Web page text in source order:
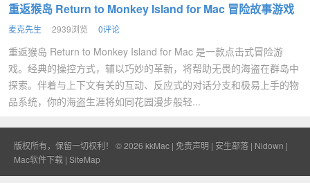
重返猴岛 Return to Monkey Island for Mac 冒险故事游戏
麦克先生 2939浏览 0评论
重返猴岛 Return to Monkey Island for Mac 是一款点击式冒险游
戏。经典的操控方式，辅以巧妙的革新，将帮助无畏的海盗在群岛中
探索。伴着与上下文有关的互动、反应式的对话分支和极易上手的物
品系统，你的海盗生涯将如同花园漫步般轻...
版权所有，保留一切权利！ © 2026 kkMac | 免责声明 | 安生部落 | Nidown |
Mac软件下载 | SiteMap